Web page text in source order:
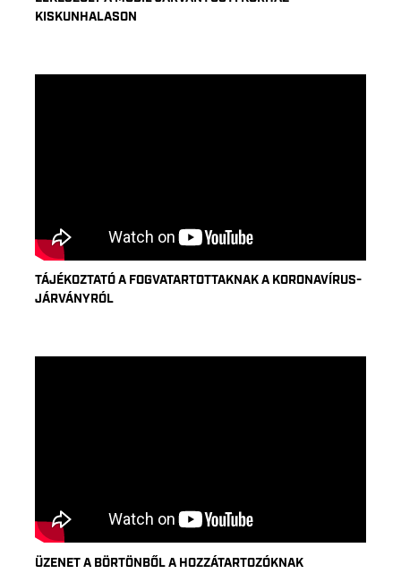
KISKUNHALASON
TÁJÉKOZTATÓ A FOGVATARTOTTAKNAK A KORONAVÍRUS-
JÁRVÁNYRÓL
ÜZENET A BÖRTÖNBŐL A HOZZÁTARTOZÓKNAK